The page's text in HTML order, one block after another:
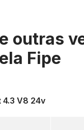
outras
Fipe
V8 24v